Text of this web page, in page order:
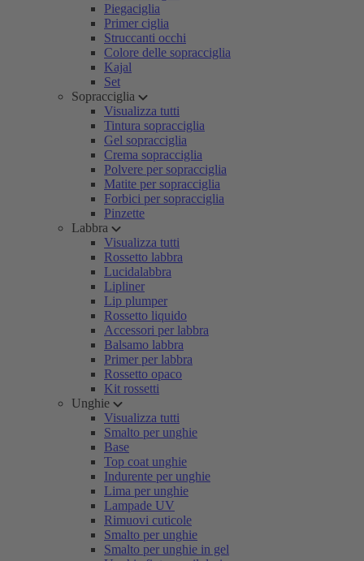
Piegaciglia
Primer ciglia
Struccanti occhi
Colore delle sopracciglia
Kajal
Set
Sopracciglia
Visualizza tutti
Tintura sopracciglia
Gel sopracciglia
Crema sopracciglia
Polvere per sopracciglia
Matite per sopracciglia
Forbici per sopracciglia
Pinzette
Labbra
Visualizza tutti
Rossetto labbra
Lucidalabbra
Lipliner
Lip plumper
Rossetto liquido
Accessori per labbra
Balsamo labbra
Primer per labbra
Rossetto opaco
Kit rossetti
Unghie
Visualizza tutti
Smalto per unghie
Base
Top coat unghie
Indurente per unghie
Lima per unghie
Lampade UV
Rimuovi cuticole
Smalto per unghie
Smalto per unghie in gel